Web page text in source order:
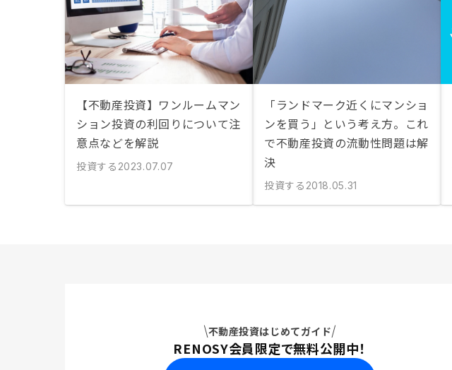
【不動産投資】ワンルームマン
ション投資の利回りについて注
意点などを解説
投資する 2023.07.07
「ランドマーク近くにマンショ
ンを買う」という考え方。これ
で不動産投資の流動性問題は解
決
投資する 2018.05.31
不動産投資はじめてガイド
RENOSY会員限定で無料公開中！